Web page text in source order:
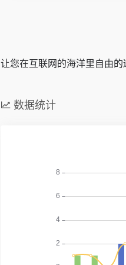
让您在互联网的海洋里自由的
数据统计